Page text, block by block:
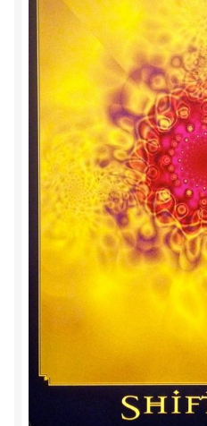
Herinner wie je werkelijk
Magische helende verhalen
Mijn account
Mindfulness en
Narcisme
Nieuw boek ‘Pareltjes in de
in woord en beeld
Priesteressen van Isis- Hal
Privacybeleid
Stress en Burn-out Coaching